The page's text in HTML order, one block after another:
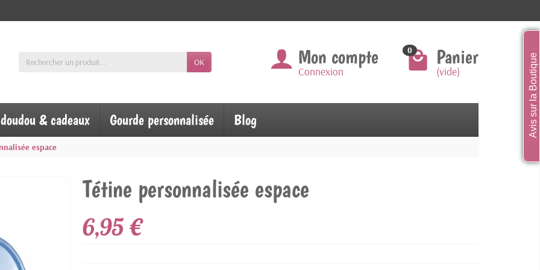
OK Mon compte
Connexion
0 Panier
(vide)
& cadeaux Gourde personnalisée Blog
espace
Tétine personnalisée espace
6,95 €
Avis sur la Boutique